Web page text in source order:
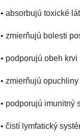
• absorbujú toxické
• zmierňujú bolesti
• podporujú obeh krvi
• zmierňujú opuchliny
• podporujú imunitný
• čistí lymfatický